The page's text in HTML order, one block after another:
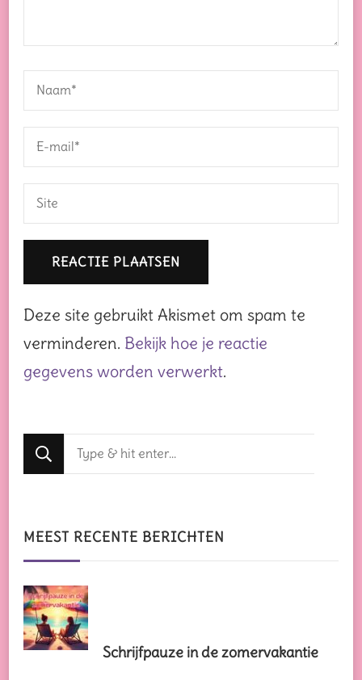
Deze site gebruikt Akismet om spam te
verminderen. Bekijk hoe je reactie
gegevens worden verwerkt.
Op
zoek
iets?
MEEST RECENTE BERICHTEN
Schrijfpauze in de zomervakantie